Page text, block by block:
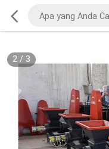
2/ 3